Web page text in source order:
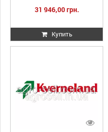
31 946,00 грн.
Купить